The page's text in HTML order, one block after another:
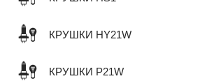
КРУШКИ HY21W
КРУШКИ P21W